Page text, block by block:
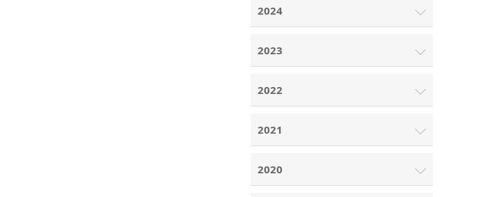
2024
2023
2022
2021
2020